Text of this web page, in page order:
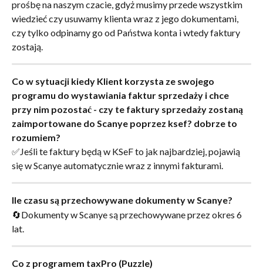
prośbę na naszym czacie, gdyż musimy przede wszystkim
wiedzieć czy usuwamy klienta wraz z jego dokumentami,
czy tylko odpinamy go od Państwa konta i wtedy faktury
zostają.
Co w sytuacji kiedy Klient korzysta ze swojego
programu do wystawiania faktur sprzedaży i chce
przy nim pozostać - czy te faktury sprzedaży zostaną
zaimportowane do Scanye poprzez ksef? dobrze to
rozumiem?
✅Jeśli te faktury będą w KSeF to jak najbardziej, pojawią
się w Scanye automatycznie wraz z innymi fakturami.
Ile czasu są przechowywane dokumenty w Scanye?
🔄Dokumenty w Scanye są przechowywane przez okres 6
lat.
Co z programem taxPro (Puzzle)